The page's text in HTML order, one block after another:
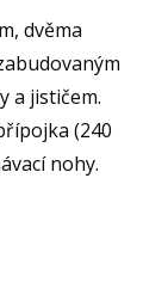
dvěma
a jističem.
(240
nohy.